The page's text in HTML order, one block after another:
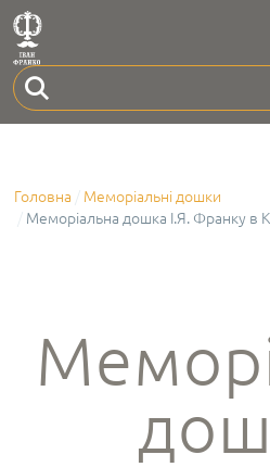
Головна
Меморіальні дошки
Меморіальна дошка І.Я. Франку в